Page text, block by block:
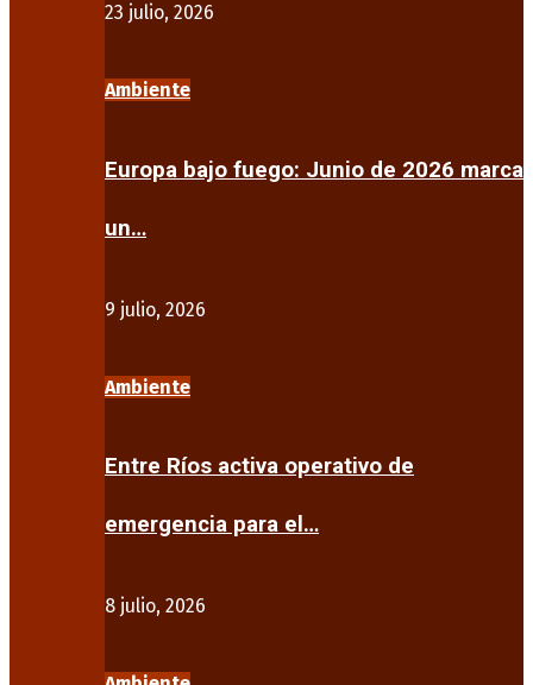
23 julio, 2026
Ambiente
Europa bajo fuego: Junio de 2026 marca
un…
9 julio, 2026
Ambiente
Entre Ríos activa operativo de
emergencia para el…
8 julio, 2026